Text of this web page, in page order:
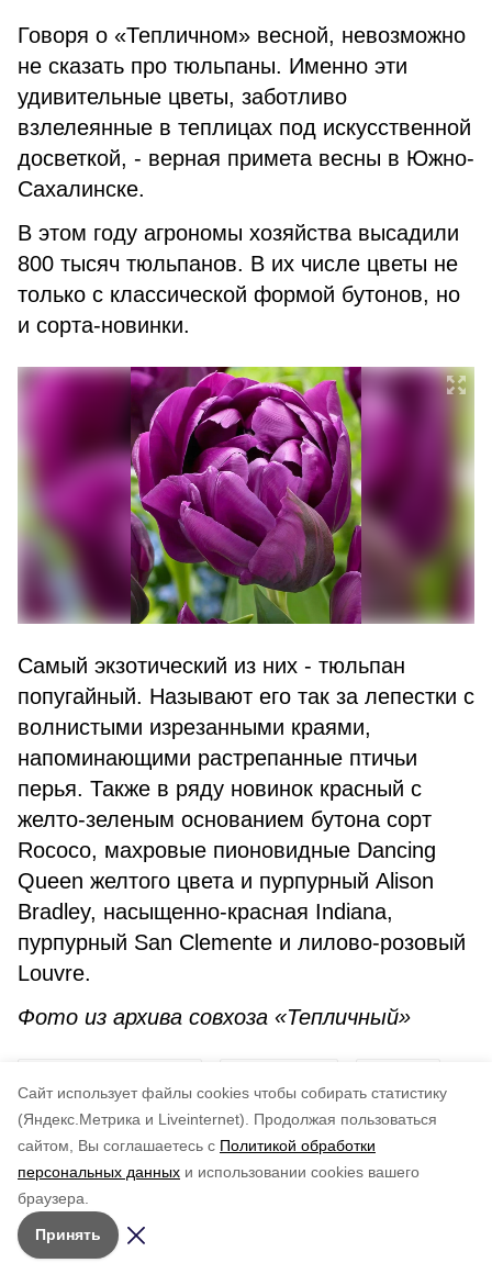
Cайт использует файлы cookies чтобы собирать статистику
(Яндекс.Метрика и Liveinternet).
Продолжая пользоваться
сайтом, Вы соглашаетесь с Политикой обработки
персональных данных и использовании cookies вашего
браузера.
Принять
Говоря о «Тепличном» весной, невозможно
не сказать про тюльпаны. Именно эти
удивительные цветы, заботливо
взлелеянные в теплицах под искусственной
досветкой, - верная примета весны в Южно-
Сахалинске.
В этом году агрономы хозяйства высадили
800 тысяч тюльпанов. В их числе цветы не
только с классической формой бутонов, но
и сорта-новинки.
Самый экзотический из них - тюльпан
попугайный. Называют его так за лепестки с
волнистыми изрезанными краями,
напоминающими растрепанные птичьи
перья. Также в ряду новинок красный с
желто-зеленым основанием бутона сорт
Rocоco, махровые пионовидные Dancing
Queen желтого цвета и пурпурный Alison
Bradley, насыщенно-красная Indiana,
пурпурный San Clemente и лилово-розовый
Louvre.
Фото из архива совхоза «Тепличный»
Понравилась статья?
5